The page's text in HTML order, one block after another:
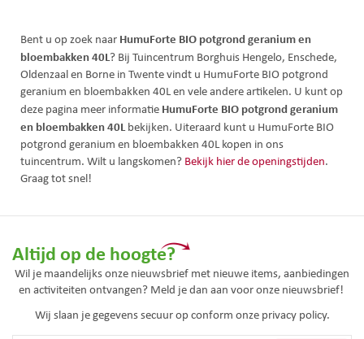
Bent u op zoek naar HumuForte BIO potgrond geranium en
bloembakken 40L? Bij Tuincentrum Borghuis Hengelo, Enschede,
Oldenzaal en Borne in Twente vindt u HumuForte BIO potgrond
geranium en bloembakken 40L en vele andere artikelen. U kunt op
deze pagina meer informatie HumuForte BIO potgrond geranium
en bloembakken 40Lbekijken. Uiteraard kunt u HumuForte BIO
potgrond geranium en bloembakken 40L kopen in ons
tuincentrum. Wilt u langskomen? Bekijk hier de openingstijden.
Graag tot snel!
Altijd op de hoogte?
Wil je maandelijks onze nieuwsbrief met nieuwe items, aanbiedingen
en activiteiten ontvangen? Meld je dan aan voor onze nieuwsbrief!
Wij slaan je gegevens secuur op conform onze privacy policy.